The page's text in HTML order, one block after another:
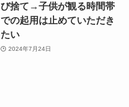
び捨て→子供が観る時間帯
での起用は止めていただき
たい
2024年7月24日